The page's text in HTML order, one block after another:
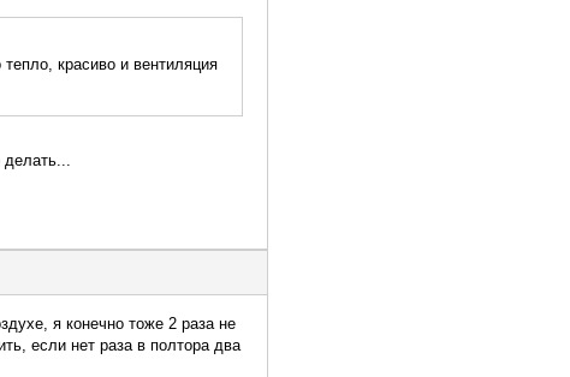
красиво и вентиляция
делать...
я конечно тоже 2 раза не
если нет раза в полтора два